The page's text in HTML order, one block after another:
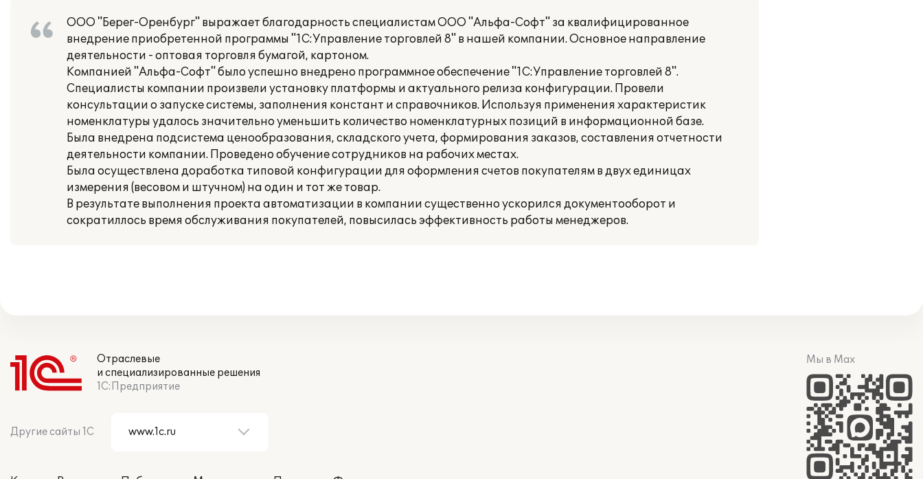
ООО "Берег-Оренбург" выражает благодарность специалистам ООО "Альфа-Софт" за квалифицированное
внедрение приобретенной программы "1С:Управление торговлей 8" в нашей компании. Основное направление
деятельности - оптовая торговля бумагой, картоном.
Компанией "Альфа-Софт" было успешно внедрено программное обеспечение "1С:Управление торговлей 8".
Специалисты компании произвели установку платформы и актуального релиза конфигурации. Провели
консультации о запуске системы, заполнения констант и справочников. Используя применения характеристик
номенклатуры удалось значительно уменьшить количество номенклатурных позиций в информационной базе.
Была внедрена подсистема ценообразования, складского учета, формирования заказов, составления отчетности
деятельности компании. Проведено обучение сотрудников на рабочих местах.
Была осуществлена доработка типовой конфигурации для оформления счетов покупателям в двух единицах
измерения (весовом и штучном) на один и тот же товар.
В результате выполнения проекта автоматизации в компании существенно ускорился документооборот и
сократиллось время обслуживания покупателей, повысилась эффективность работы менеджеров.
Отраслевые
и специализированные решения
1С:Предприятие
Другие сайты 1С
Мы в Max